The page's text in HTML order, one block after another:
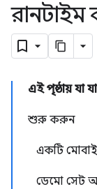
রানটাইম
এই পৃষ্ঠায় যা
শুরু করুন
একটি
ডেমো সেট